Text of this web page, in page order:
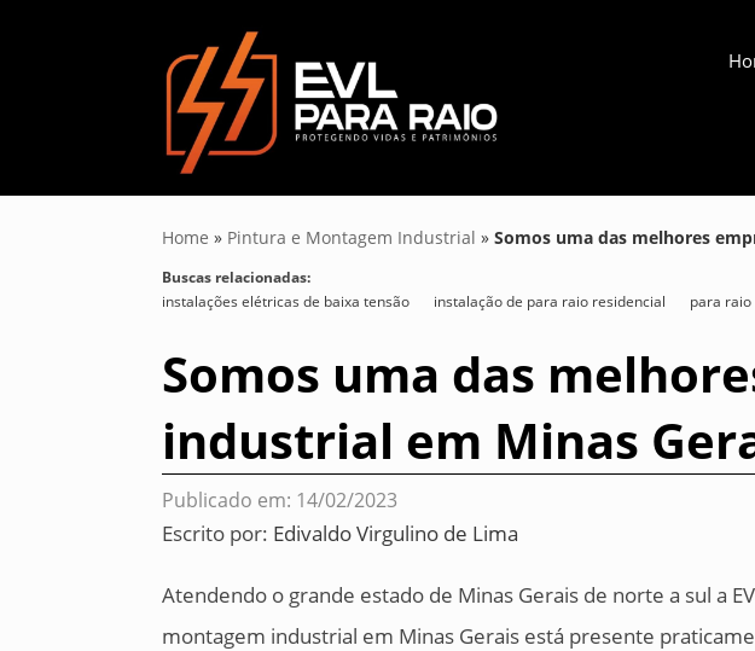
Home » Pintura e Montagem Industrial »Somos uma das melhores
Buscas relacionadas:
instalações elétricas de baixa tensão
instalação de para raio residencial para
Somos uma das
industrial em Minas
Publicado em: 14/02/2023
Escrito por: Edivaldo Virgulino de Lima
Atendendo o grande estado de Minas Gerais de norte a sul a
montagem industrial em Minas Gerais está presente